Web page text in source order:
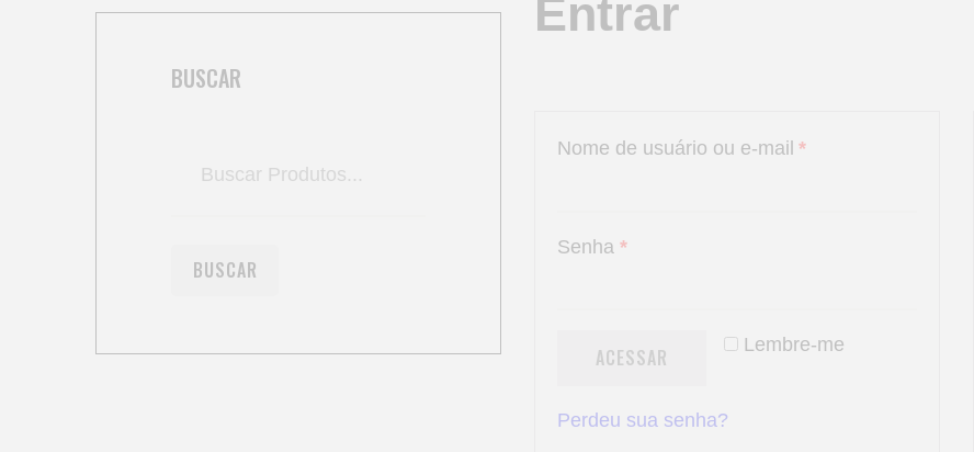
Entrar
Nome de usuário ou e-mail*
Senha *
Lembre-me
ACESSAR
Perdeu sua senha?
BUSCAR
BUSCAR